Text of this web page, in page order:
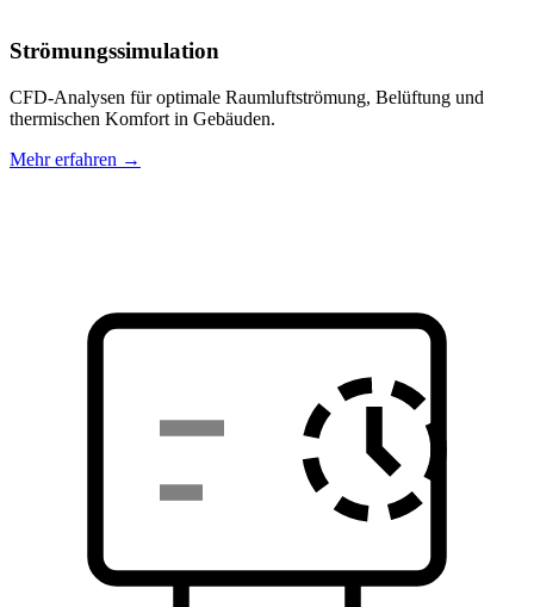
Strömungssimulation
CFD-Analysen für optimale Raumluftströmung, Belüftung und
thermischen Komfort in Gebäuden.
Mehr erfahren →